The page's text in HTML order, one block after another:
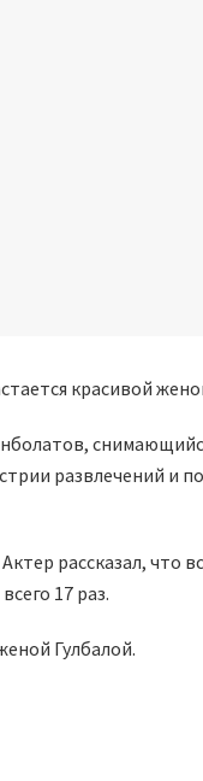
развлечений и
рассказал, что
17 раз.
Гулбалой.